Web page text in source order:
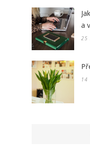
a
25
14